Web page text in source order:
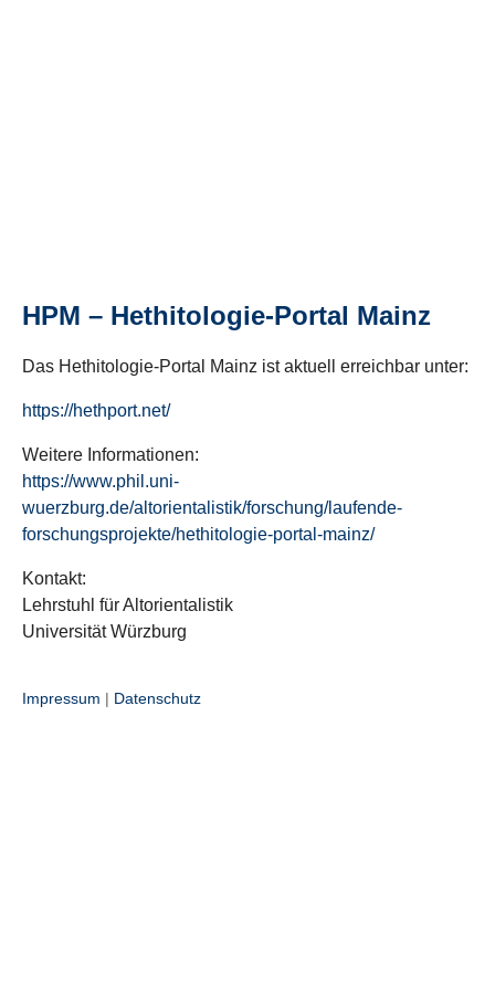
HPM – Hethitologie-Portal Mainz
Das Hethitologie-Portal Mainz ist aktuell erreichbar unter:
https://hethport.net/
Weitere Informationen:
https://www.phil.uni-
wuerzburg.de/altorientalistik/forschung/laufende-
forschungsprojekte/hethitologie-portal-mainz/
Kontakt:
Lehrstuhl für Altorientalistik
Universität Würzburg
Impressum | Datenschutz